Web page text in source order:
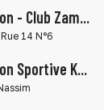
- Club Zam...
14 N°6
Sportive K...